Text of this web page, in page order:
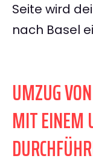
Seite wird
nach Basel
UMZUG
MIT EINEM